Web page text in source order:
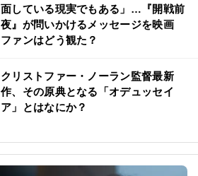
面している現実でもある」…『開戦前
夜』が問いかけるメッセージを映画
ファンはどう観た？
クリストファー・ノーラン監督最新
作、その原典となる「オデュッセイ
ア」とはなにか？